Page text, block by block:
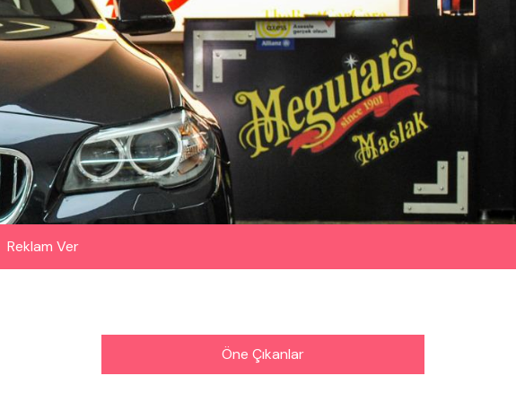
Reklam Ver
Öne Çıkanlar